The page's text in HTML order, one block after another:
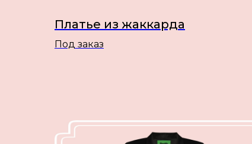
Платье из жаккарда
Под заказ